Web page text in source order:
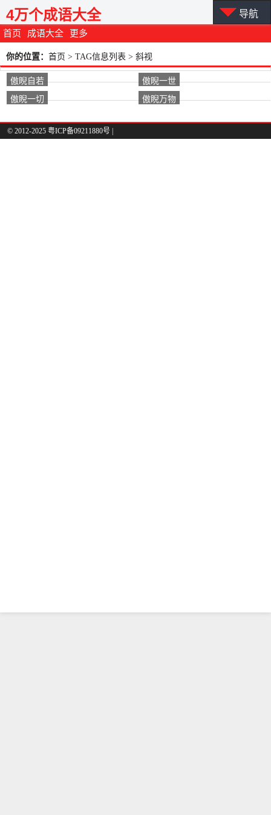
首页 成语大全 更多
4万个成语大全 导航
你的位置： 首页 > TAG信息列表 > 斜视
傲睨自若
傲睨一世
傲睨一切
傲睨万物
© 2012-2025 粤ICP备09211880号 |